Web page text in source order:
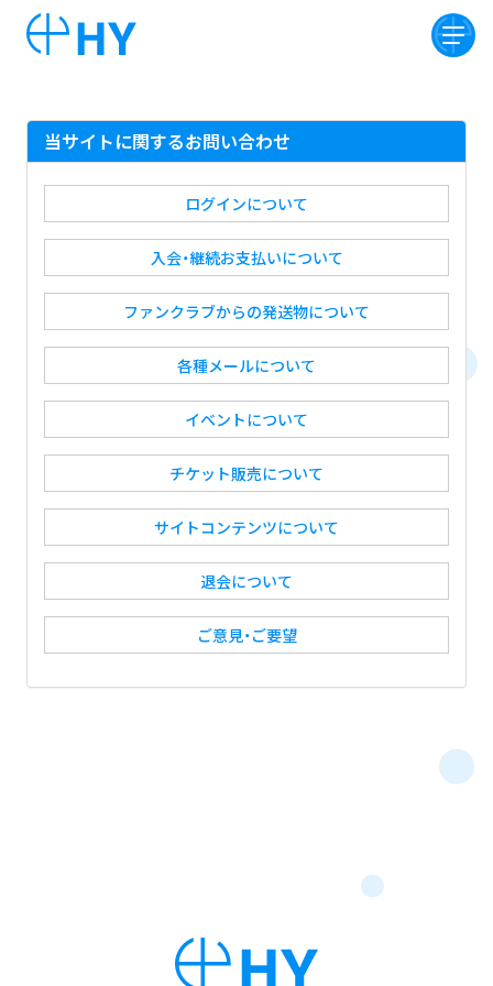
当サイトに関するお問い合わせ
ログインについて
入会・継続お支払いについて
ファンクラブからの発送物について
各種メールについて
イベントについて
チケット販売について
サイトコンテンツについて
退会について
ご意見・ご要望